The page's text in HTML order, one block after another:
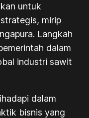
untuk
mirip
Langkah
dalam
industri sawit
dalam
bisnis yang